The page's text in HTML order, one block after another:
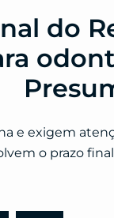
do
e exigem
o prazo